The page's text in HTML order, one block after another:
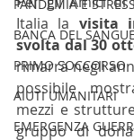
PANDEMIA E
BANCA DEL
PRIMO SOCCORSO
AIUTI UMANITARI
EMERGENZA
Italia la visita
svolta dal 30
rimarrà negli
possibile
mezzi e
gruppo di